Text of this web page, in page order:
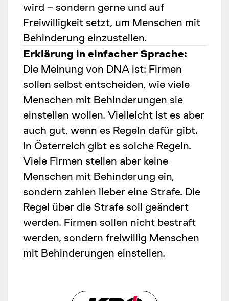
wird – sondern gerne und auf
Freiwilligkeit setzt, um Menschen mit
Behinderung einzustellen.
Erklärung in einfacher Sprache:
Die Meinung von DNA ist: Firmen
sollen selbst entscheiden, wie viele
Menschen mit Behinderungen sie
einstellen wollen. Vielleicht ist es aber
auch gut, wenn es Regeln dafür gibt.
In Österreich gibt es solche Regeln.
Viele Firmen stellen aber keine
Menschen mit Behinderung ein,
sondern zahlen lieber eine Strafe. Die
Regel über die Strafe soll geändert
werden. Firmen sollen nicht bestraft
werden, sondern freiwillig Menschen
mit Behinderungen einstellen.